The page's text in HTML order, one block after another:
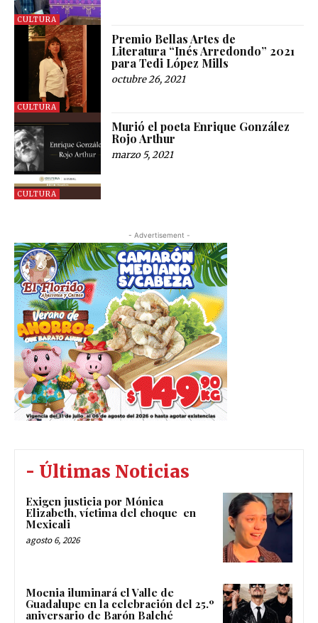
CULTURA
CULTURA
Premio Bellas Artes de
Literatura “Inés Arredondo” 2021
para Tedi López Mills
octubre 26, 2021
CULTURA
Murió el poeta Enrique González
Rojo Arthur
marzo 5, 2021
- Advertisement -
- Últimas Noticias
Exigen justicia por Mónica
Elizabeth, víctima del choque en
Mexicali
agosto 6, 2026
Moenia iluminará el Valle de
Guadalupe en la celebración del 25.º
aniversario de Barón Balché